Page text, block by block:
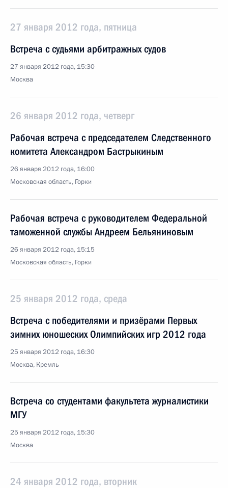
27 января 2012 года, пятница
Встреча с судьями арбитражных судов
27 января 2012 года, 15:30
Москва
26 января 2012 года, четверг
Рабочая встреча с председателем Следственного
комитета Александром Бастрыкиным
26 января 2012 года, 16:00
Московская область, Горки
Рабочая встреча с руководителем Федеральной
таможенной службы Андреем Бельяниновым
26 января 2012 года, 15:15
Московская область, Горки
25 января 2012 года, среда
Встреча с победителями и призёрами Первых
зимних юношеских Олимпийских игр 2012 года
25 января 2012 года, 16:30
Москва, Кремль
Встреча со студентами факультета журналистики
МГУ
25 января 2012 года, 15:30
Москва
24 января 2012 года, вторник